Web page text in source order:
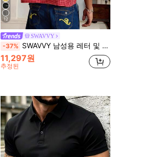
12
SWAVVY
-37% SWAVVY 남성용 레터 및 체크 무늬 반팔 캐주얼 싱글 브레스트 셔츠
11,297원
추정된